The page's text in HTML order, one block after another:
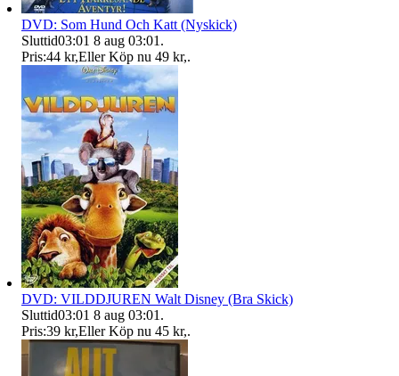
DVD: Som Hund Och Katt (Nyskick)
Sluttid03:01 8 aug 03:01 .
Pris:44 kr,Eller Köp nu 49 kr,.
DVD: VILDDJUREN Walt Disney (Bra Skick)
Sluttid03:01 8 aug 03:01 .
Pris:39 kr,Eller Köp nu 45 kr,.